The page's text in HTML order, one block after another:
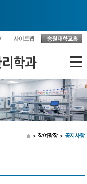
> 참여광장> 공지사항